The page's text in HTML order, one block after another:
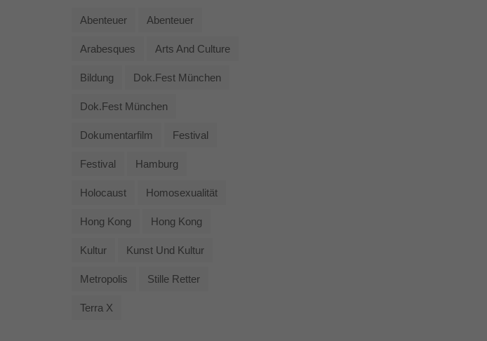
Abenteuer Abenteuer
Arabesques Arts And Culture
Bildung Dok.fest München
Dok.fest München
Dokumentarfilm Festival
Festival Hamburg
Holocaust Homosexualität
Hong Kong Hong Kong
Kultur Kunst Und Kultur
Metropolis Stille Retter
Terra X